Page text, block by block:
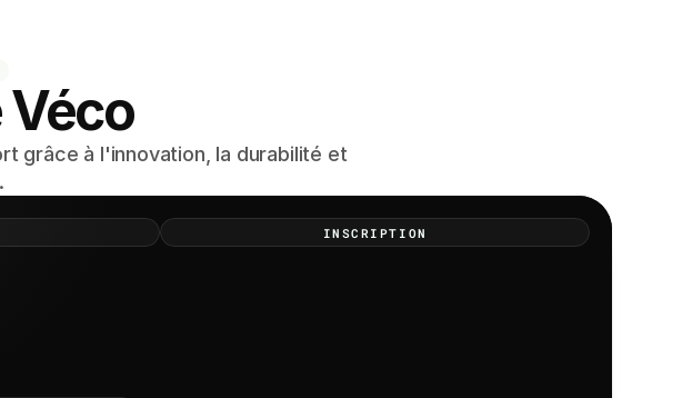
Véco
grâce à l'innovation, la durabilité et
INSCRIPTION